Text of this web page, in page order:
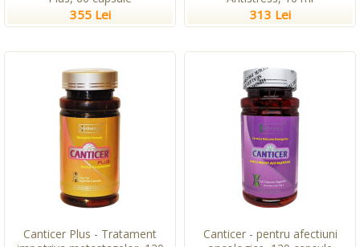
355 Lei 313 Lei
Canticer Plus - Tratament
Canticer - pentru afectiuni